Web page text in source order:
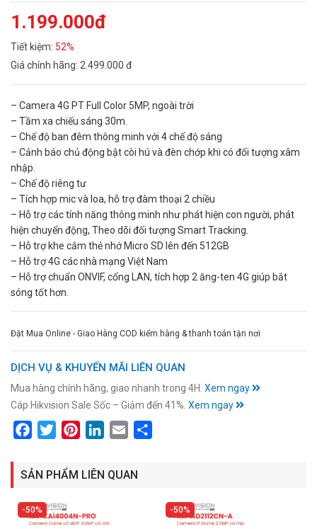
1.199.000đ
Tiết kiệm: 52%
Giá chính hãng: 2.499.000 đ
– Camera 4G PT Full Color 5MP, ngoài trời
– Tầm xa chiếu sáng 30m.
– Chế độ ban đêm thông minh với 4 chế độ sáng
– Cảnh báo chủ động bật còi hú và đèn chớp khi có đối tượng xâm
nhập.
– Chế độ riêng tư
– Tích hợp mic và loa, hỗ trợ đàm thoại 2 chiều
– Hỗ trợ các tính năng thông minh như phát hiện con người, phát
hiện chuyển động, Theo dõi đối tượng Smart Tracking.
– Hỗ trợ khe cắm thẻ nhớ Micro SD lên đến 512GB
– Hỗ trợ 4G các nhà mạng Việt Nam
– Hỗ trợ chuẩn ONVIF, cổng LAN, tích hợp 2 ăng-ten 4G giúp bắt
sóng tốt hơn.
Đặt Mua Online - Giao Hàng COD kiểm hàng & thanh toán tận nơi
DỊCH VỤ & KHUYẾN MÃI LIÊN QUAN
Mua hàng chính hãng, giao nhanh trong 4H. Xem ngay
Cáp Hikvision Sale Sốc – Giảm đến 41%. Xem ngay
FacebookTwitterPinterestLinkedIn
Email
SẢN PHẨM LIÊN QUAN
50% 50%